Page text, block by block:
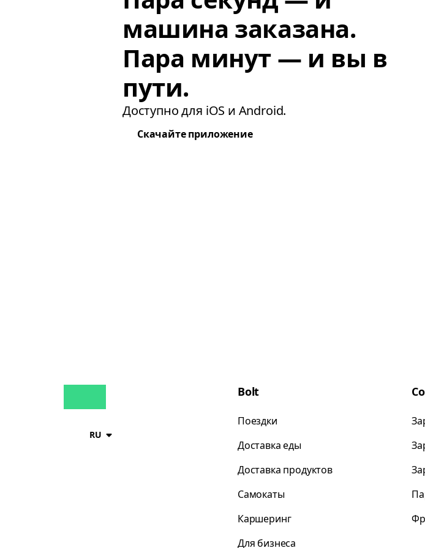
машина заказана.
Пара минут — и вы в
пути.
Доступно для iOS и Android.
Скачайте приложение
RU
Bolt
Поездки
Доставка еды
Доставка продуктов
Самокаты
Каршеринг
Для бизнеса